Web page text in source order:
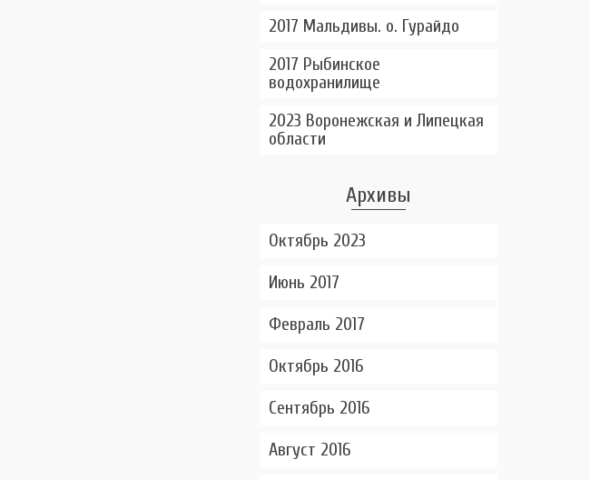
2017 Мальдивы. о. Гурайдо
2017 Рыбинское
водохранилище
2023 Воронежская и Липецкая
области
Архивы
Октябрь 2023
Июнь 2017
Февраль 2017
Октябрь 2016
Сентябрь 2016
Август 2016